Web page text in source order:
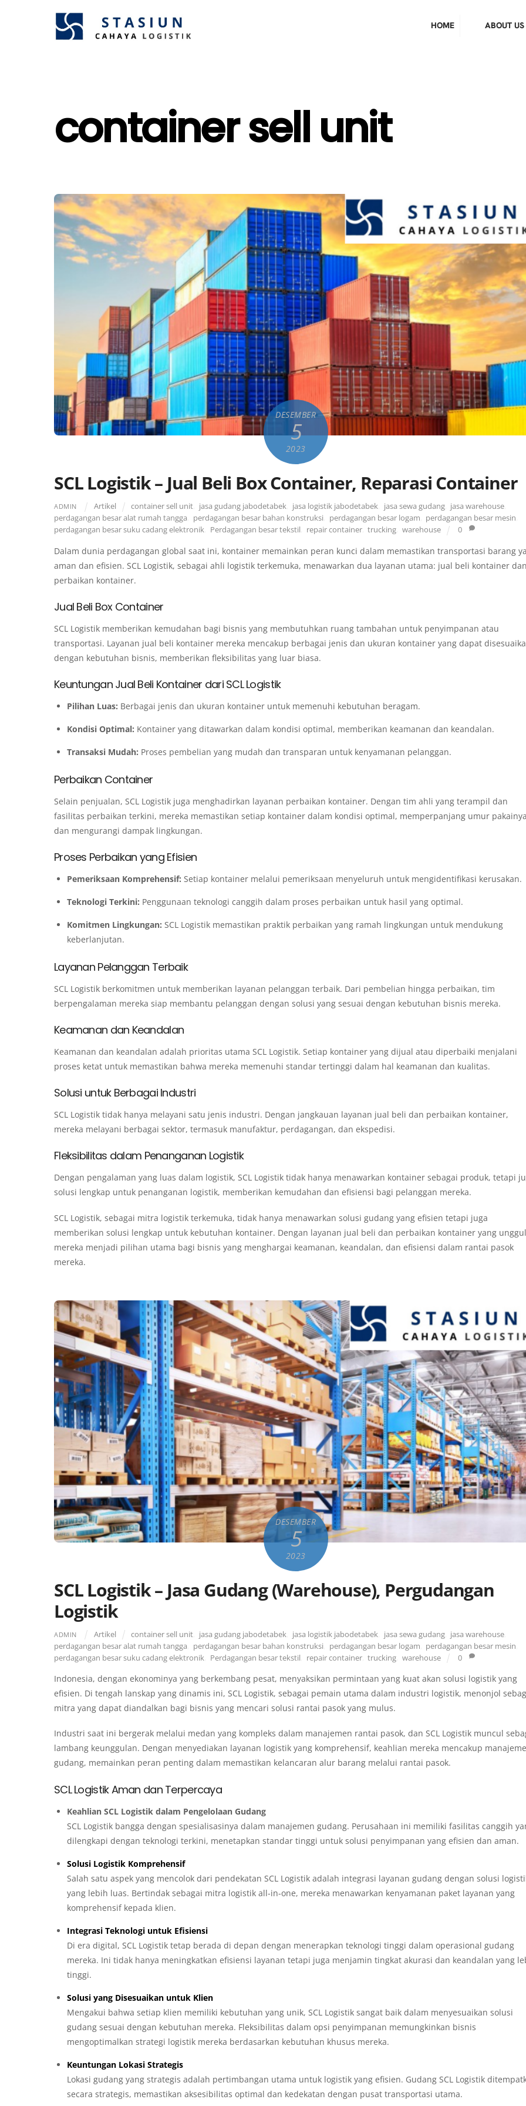
HOME ABOUT US
container sell unit
DESEMBER
5
2023
SCL Logistik – Jual Beli Box Container, Reparasi Container
ADMIN Artikel container sell unit jasa gudang jabodetabek jasa logistik jabodetabek, jasa sewa gudang, jasa warehouse
perdagangan besar alat rumah tangga
perdagangan besar bahan konstruksi perdagangan besar logam perdagangan besar mesin
perdagangan besar suku cadang elektronik
Perdagangan besar tekstil repair container, trucking warehouse 0
Dalam dunia perdagangan global saat ini, kontainer memainkan peran kunci dalam memastikan transportasi barang
aman dan efisien. SCL Logistik, sebagai ahli logistik terkemuka, menawarkan dua layanan utama: jual beli kontainer dan
perbaikan kontainer.
Jual Beli Box Container
SCL Logistik memberikan kemudahan bagi bisnis yang membutuhkan ruang tambahan untuk penyimpanan atau
transportasi. Layanan jual beli kontainer mereka mencakup berbagai jenis dan ukuran kontainer yang dapat
dengan kebutuhan bisnis, memberikan fleksibilitas yang luar biasa.
Keuntungan Jual Beli Kontainer dari SCL Logistik
Pilihan Luas: Berbagai jenis dan ukuran kontainer untuk memenuhi kebutuhan beragam.
Kondisi Optimal: Kontainer yang ditawarkan dalam kondisi optimal, memberikan keamanan dan keandalan.
Transaksi Mudah: Proses pembelian yang mudah dan transparan untuk kenyamanan pelanggan.
Perbaikan Container
Selain penjualan, SCL Logistik juga menghadirkan layanan perbaikan kontainer. Dengan tim ahli yang terampil dan
fasilitas perbaikan terkini, mereka memastikan setiap kontainer dalam kondisi optimal, memperpanjang umur pakainya
dan mengurangi dampak lingkungan.
Proses Perbaikan yang Efisien
Pemeriksaan Komprehensif: Setiap kontainer melalui pemeriksaan menyeluruh untuk mengidentifikasi kerusakan.
Teknologi Terkini: Penggunaan teknologi canggih dalam proses perbaikan untuk hasil yang optimal.
Komitmen Lingkungan: SCL Logistik memastikan praktik perbaikan yang ramah lingkungan untuk mendukung
keberlanjutan.
Layanan Pelanggan Terbaik
SCL Logistik berkomitmen untuk memberikan layanan pelanggan terbaik. Dari pembelian hingga perbaikan, tim
berpengalaman mereka siap membantu pelanggan dengan solusi yang sesuai dengan kebutuhan bisnis mereka.
Keamanan dan Keandalan
Keamanan dan keandalan adalah prioritas utama SCL Logistik. Setiap kontainer yang dijual atau diperbaiki menjalani
proses ketat untuk memastikan bahwa mereka memenuhi standar tertinggi dalam hal keamanan dan kualitas.
Solusi untuk Berbagai Industri
SCL Logistik tidak hanya melayani satu jenis industri. Dengan jangkauan layanan jual beli dan perbaikan kontainer,
mereka melayani berbagai sektor, termasuk manufaktur, perdagangan, dan ekspedisi.
Fleksibilitas dalam Penanganan Logistik
Dengan pengalaman yang luas dalam logistik, SCL Logistik tidak hanya menawarkan kontainer sebagai produk, tetapi
solusi lengkap untuk penanganan logistik, memberikan kemudahan dan efisiensi bagi pelanggan mereka.
SCL Logistik, sebagai mitra logistik terkemuka, tidak hanya menawarkan solusi gudang yang efisien tetapi juga
memberikan solusi lengkap untuk kebutuhan kontainer. Dengan layanan jual beli dan perbaikan kontainer yang
mereka menjadi pilihan utama bagi bisnis yang menghargai keamanan, keandalan, dan efisiensi dalam rantai pasok
mereka.
DESEMBER
5
2023
SCL Logistik – Jasa Gudang (Warehouse), Pergudangan
Logistik
ADMIN Artikel container sell unit jasa gudang jabodetabek jasa logistik jabodetabek, jasa sewa gudang, jasa warehouse
perdagangan besar alat rumah tangga
perdagangan besar bahan konstruksi perdagangan besar logam perdagangan besar mesin
perdagangan besar suku cadang elektronik
Perdagangan besar tekstil repair container, trucking warehouse 0
Indonesia, dengan ekonominya yang berkembang pesat, menyaksikan permintaan yang kuat akan solusi logistik yang
efisien. Di tengah lanskap yang dinamis ini, SCL Logistik, sebagai pemain utama dalam industri logistik, menonjol
mitra yang dapat diandalkan bagi bisnis yang mencari solusi rantai pasok yang mulus.
Industri saat ini bergerak melalui medan yang kompleks dalam manajemen rantai pasok, dan SCL Logistik muncul
lambang keunggulan. Dengan menyediakan layanan logistik yang komprehensif, keahlian mereka mencakup
gudang, memainkan peran penting dalam memastikan kelancaran alur barang melalui rantai pasok.
SCL Logistik Aman dan Terpercaya
Keahlian SCL Logistik dalam Pengelolaan Gudang
SCL Logistik bangga dengan spesialisasinya dalam manajemen gudang. Perusahaan ini memiliki fasilitas canggih
dilengkapi dengan teknologi terkini, menetapkan standar tinggi untuk solusi penyimpanan yang efisien dan aman.
Solusi Logistik Komprehensif
Salah satu aspek yang mencolok dari pendekatan SCL Logistik adalah integrasi layanan gudang dengan solusi
yang lebih luas. Bertindak sebagai mitra logistik all-in-one, mereka menawarkan kenyamanan paket layanan yang
komprehensif kepada klien.
Integrasi Teknologi untuk Efisiensi
Di era digital, SCL Logistik tetap berada di depan dengan menerapkan teknologi tinggi dalam operasional gudang
mereka. Ini tidak hanya meningkatkan efisiensi layanan tetapi juga menjamin tingkat akurasi dan keandalan yang
tinggi.
Solusi yang Disesuaikan untuk Klien
Mengakui bahwa setiap klien memiliki kebutuhan yang unik, SCL Logistik sangat baik dalam menyesuaikan solusi
gudang sesuai dengan kebutuhan mereka. Fleksibilitas dalam opsi penyimpanan memungkinkan bisnis
mengoptimalkan strategi logistik mereka berdasarkan kebutuhan khusus mereka.
Keuntungan Lokasi Strategis
Lokasi gudang yang strategis adalah pertimbangan utama untuk logistik yang efisien. Gudang SCL Logistik
secara strategis, memastikan aksesibilitas optimal dan kedekatan dengan pusat transportasi utama.